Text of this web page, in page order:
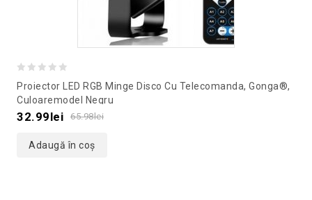
out
of
Proiector LED RGB Minge Disco Cu Telecomanda, Gonga®,
Culoaremodel Negru
65.98lei
32.99lei
Adaugă în coș